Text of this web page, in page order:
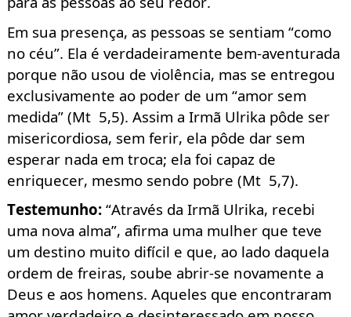
Em sua presença, as pessoas se sentiam “como
no céu”. Ela é verdadeiramente bem-aventurada
porque não usou de violência, mas se entregou
exclusivamente ao poder de um “amor sem
medida” (Mt5,5). Assim a Irmã Ulrika pôde ser
misericordiosa, sem ferir, ela pôde dar sem
esperar nada em troca; ela foi capaz de
enriquecer, mesmo sendo pobre (Mt5,7).
Testemunho: “Através da Irmã Ulrika, recebi
uma nova alma”, afirma uma mulher que teve
um destino muito difícil e que, ao lado daquela
ordem de freiras, soube abrir-se novamente a
Deus e aos homens. Aqueles que encontraram